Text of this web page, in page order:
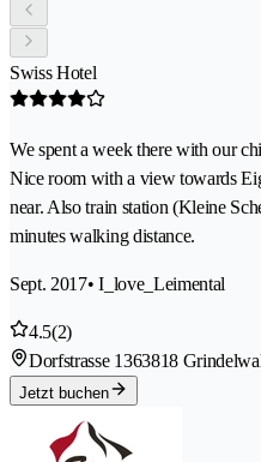
Swiss Hotel
We spent a week there with our
Nice room with a view towards
near. Also train station (Kleine
minutes walking distance.
Sept. 2017• I_love_Leimental
4.5(2)
Dorfstrasse 1363818
Jetzt buchen